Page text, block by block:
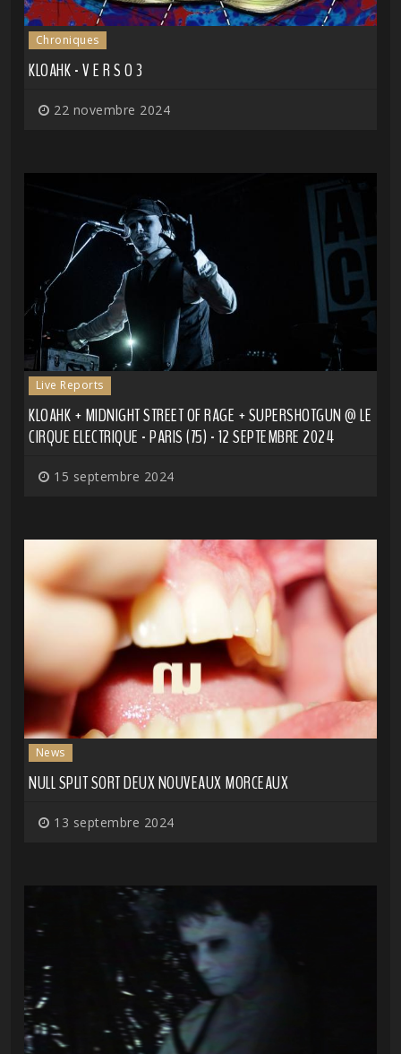
Chroniques
KLOAHK - V E R S O 3
22 novembre 2024
Live Reports
KLOAHK + MIDNIGHT STREET OF RAGE + SUPERSHOTGUN @ LE
CIRQUE ELECTRIQUE - PARIS (75) - 12 SEPTEMBRE 2024
15 septembre 2024
News
NULL SPLIT SORT DEUX NOUVEAUX MORCEAUX
13 septembre 2024